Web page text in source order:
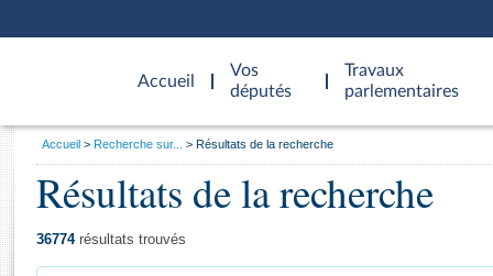
Accueil
d'accueil
Vos
députés
Travaux
parlementaires
Général
Vous
Accueil Recherche sur... Résultats de la recherche
Résultats de la recherche
36774résultats trouvés